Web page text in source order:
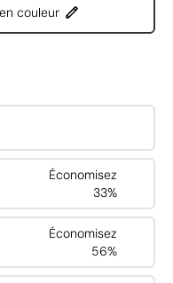
couleur
Économisez
33%
Économisez
56%